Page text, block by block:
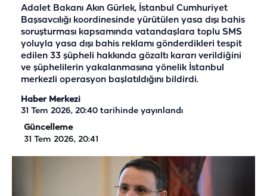
Adalet Bakanı Akın Gürlek, İstanbul Cumhuriyet
Başsavcılığı koordinesinde yürütülen yasa dışı bahis
soruşturması kapsamında vatandaşlara toplu SMS
yoluyla yasa dışı bahis reklamı gönderdikleri tespit
edilen 33 şüpheli hakkında gözaltı kararı verildiğini
ve şüphelilerin yakalanmasına yönelik İstanbul
merkezli operasyon başlatıldığını bildirdi.
Haber Merkezi
31 Tem 2026, 20:40 tarihinde yayınlandı
Güncelleme
31 Tem 2026, 20:41